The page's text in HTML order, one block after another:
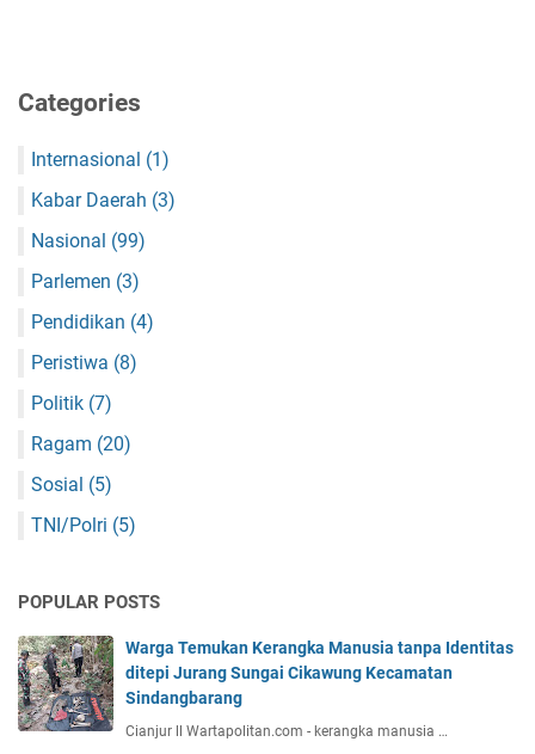
Categories
Internasional (1)
Kabar Daerah (3)
Nasional (99)
Parlemen (3)
Pendidikan (4)
Peristiwa (8)
Politik (7)
Ragam (20)
Sosial (5)
TNI/Polri (5)
POPULAR POSTS
Warga Temukan Kerangka Manusia tanpa Identitas
ditepi Jurang Sungai Cikawung Kecamatan
Sindangbarang
Cianjur ll Wartapolitan.com - kerangka manusia …